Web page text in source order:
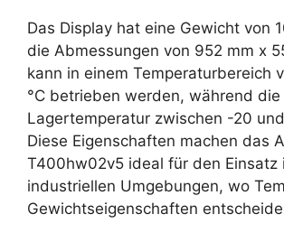
Das Display hat eine Gewicht von
die Abmessungen von 952 mm x
kann in einem Temperaturbereich
°C betrieben werden, während die
Lagertemperatur zwischen -20
Diese Eigenschaften machen das
T400hw02v5 ideal für den Einsatz
industriellen Umgebungen, wo
Gewichtseigenschaften